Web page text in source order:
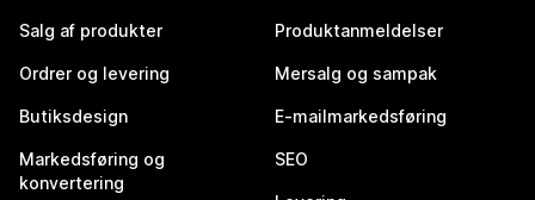
Salg af produkter
Ordrer og levering
Butiksdesign
Markedsføring og
konvertering
Produktanmeldelser
Mersalg og sampak
E-mailmarkedsføring
SEO